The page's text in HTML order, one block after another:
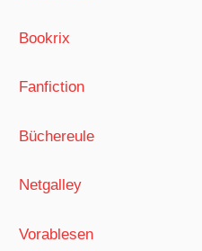
Bookrix
Fanfiction
Büchereule
Netgalley
Vorablesen